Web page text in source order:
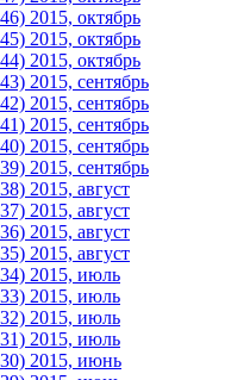
2015, октябрь
2015, октябрь
2015, октябрь
2015, сентябрь
2015, сентябрь
2015, сентябрь
2015, сентябрь
2015, сентябрь
2015, август
2015, август
2015, август
2015, август
2015, июль
2015, июль
2015, июль
2015, июль
2015, июнь